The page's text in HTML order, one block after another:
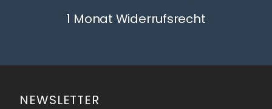
1 Monat Widerrufsrecht
NEWSLETTER